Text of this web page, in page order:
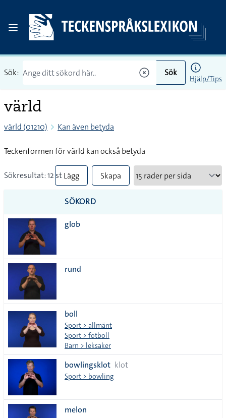
Sök: Sök
Hjälp/Tips
värld
värld (01210) Kan även betyda
Teckenformen för värld kan också betyda
Sökresultat: 12 stLägg
till
alla i
Skapa
SÖKORD
glob
rund
boll
Sport > allmänt
Sport > fotboll
Barn > leksaker
bowlingsklot klot
Sport > bowling
melon